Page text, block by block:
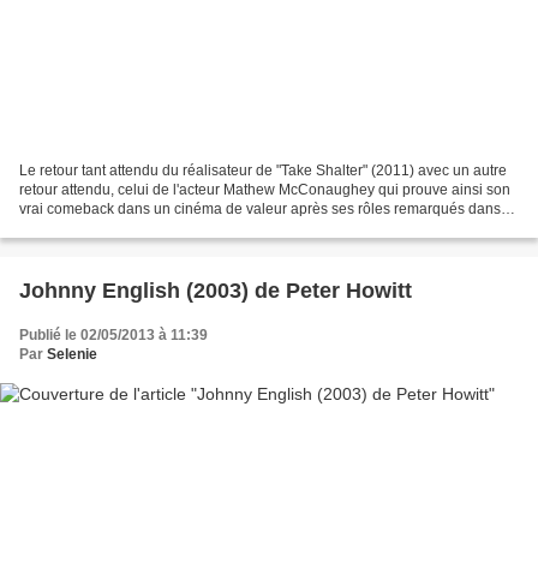
Le retour tant attendu du réalisateur de "Take Shalter" (2011) avec un autre
retour attendu, celui de l'acteur Mathew McConaughey qui prouve ainsi son
vrai comeback dans un cinéma de valeur après ses rôles remarqués dans
Johnny English (2003) de Peter Howitt
Publié le 02/05/2013 à 11:39
Par Selenie